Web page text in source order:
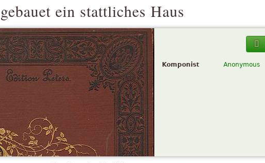
ein stattliches Haus
Komponist Anonymous